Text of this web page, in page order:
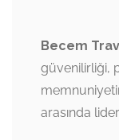
Becem
güvenilirliği,
arasında